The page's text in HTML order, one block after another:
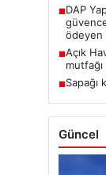
■DAP
ödeyen
■Açık
mutfağı
■Sapağı
Güncel